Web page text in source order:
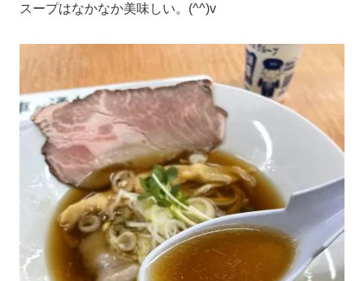
スープはなかなか美味しい。(^^)v